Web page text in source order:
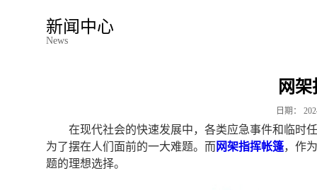
新闻中心
News
网
日期：
在现代社会的快速发展中，各类应急事件和临时
为了摆在人们面前的一大难题。而 网架指挥帐篷，作
题的理想选择。